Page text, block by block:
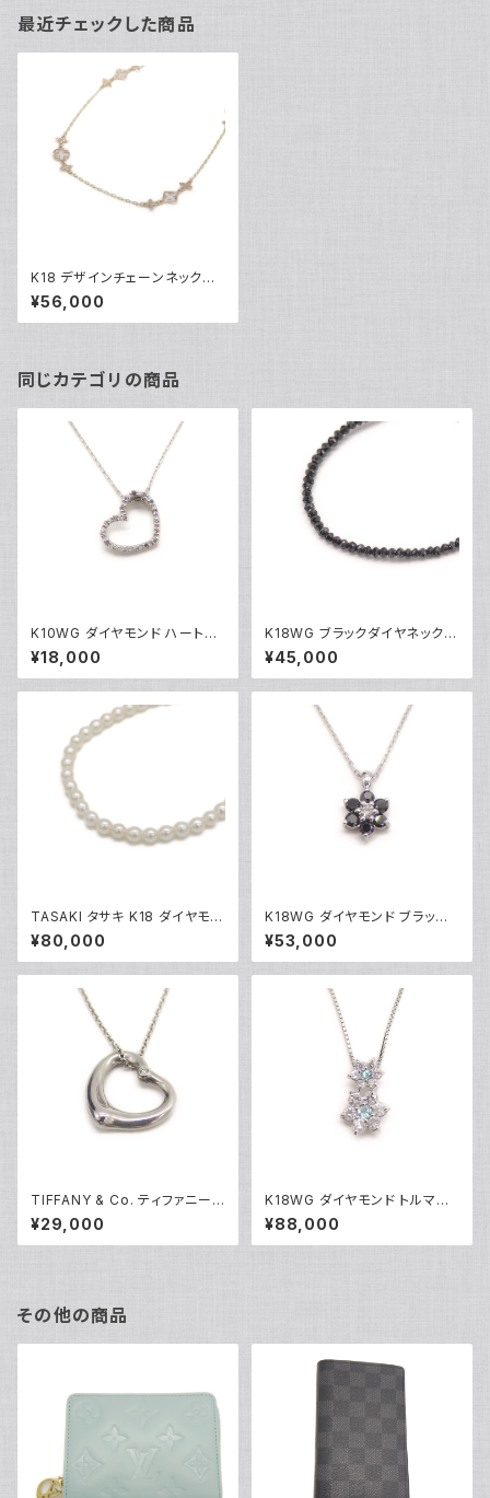
最近チェックした商品
K18 デザインチェーンネックレ
ス 18金 ネックレスチェーン Y0
5102
¥56,000
同じカテゴリの商品
K10WG ダイヤモンド ハートペ
ンダント ネックレス 10金 ホワ
イトゴールド アズキチェーン Y0
4907
¥18,000
K18WG ブラックダイヤネックレ
ス 18金 ホワイトゴールド Y051
01
¥45,000
TASAKI タサキ K18 ダイヤモン
ド パールネックレス 18金 Y05
014
¥80,000
K18WG ダイヤモンド ブラック
ダイヤ フラワーデザイン ペンダ
ント ネックレス 18金 ホワイトゴ
ールド アズキチェーン Y05103
¥53,000
TIFFANY & Co. ティファニー
エレサペレッティ オープンハー
ト 1Pダイヤ ペンダント ネックレ
ス シルバー925 アズキチェーン
¥29,000
K18WG ダイヤモンド トルマリ
ン フラワーデザイン ペンダント
ネックレス 18金 ホワイトゴール
ド ベネチアンチェーン Y05100
¥88,000
その他の商品